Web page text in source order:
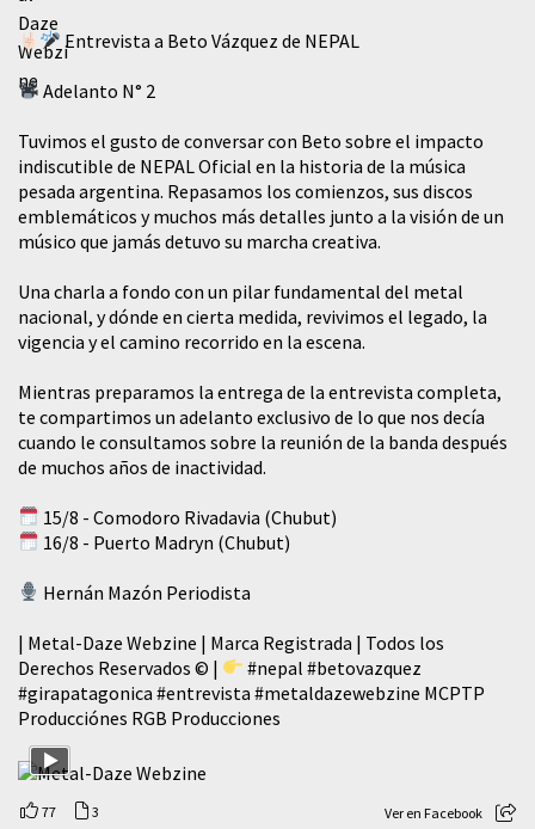
Entrevista a Beto Vázquez de NEPAL
Adelanto N° 2
Tuvimos el gusto de conversar con Beto sobre el impacto
indiscutible de NEPAL Oficial en la historia de la música
pesada argentina. Repasamos los comienzos, sus discos
emblemáticos y muchos más detalles junto a la visión de un
músico que jamás detuvo su marcha creativa.
​Una charla a fondo con un pilar fundamental del metal
nacional, y dónde en cierta medida, revivimos el legado, la
vigencia y el camino recorrido en la escena.
Mientras preparamos la entrega de la entrevista completa,
te compartimos un adelanto exclusivo de lo que nos decía
cuando le consultamos sobre la reunión de la banda después
de muchos años de inactividad.
15/8 - Comodoro Rivadavia (Chubut)
16/8 - Puerto Madryn (Chubut)
Hernán Mazón Periodista
| Metal-Daze Webzine | Marca Registrada | Todos los
Derechos Reservados © |
#nepal #betovazquez
#girapatagonica #entrevista #metaldazewebzine MCPTP
Producciónes RGB Producciones
77 3 Ver en Facebook